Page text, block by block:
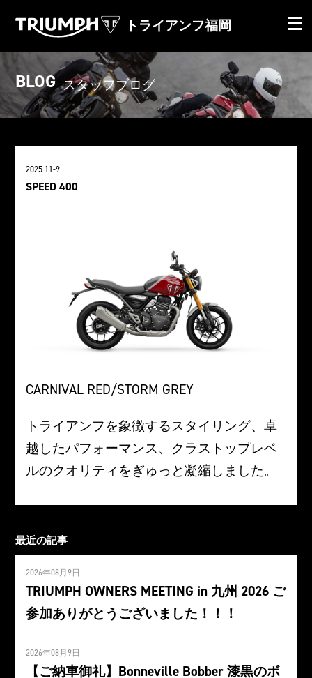
トライアンフ福岡
BLOG スタッフブログ
2025 11-9
SPEED 400
CARNIVAL RED/STORM GREY
トライアンフを象徴するスタイリング、卓
越したパフォーマンス、クラストップレベ
ルのクオリティをぎゅっと凝縮しました。
最近の記事
2026年08月9日
TRIUMPH OWNERS MEETING in 九州 2026 ご
参加ありがとうございました！！！
2026年08月9日
【ご納車御礼】Bonneville Bobber 漆黒のボ